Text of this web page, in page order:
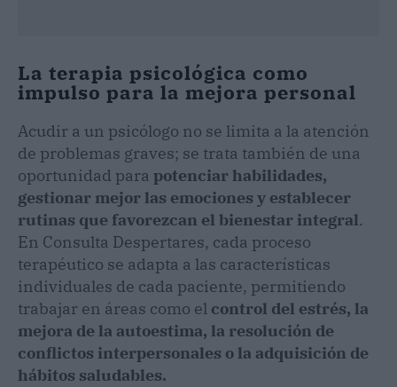
La terapia psicológica como
impulso para la mejora personal
Acudir a un psicólogo no se limita a la atención
de problemas graves; se trata también de una
oportunidad para potenciar habilidades,
gestionar mejor las emociones y establecer
rutinas que favorezcan el bienestar integral.
En Consulta Despertares, cada proceso
terapéutico se adapta a las características
individuales de cada paciente, permitiendo
trabajar en áreas como el control del estrés, la
mejora de la autoestima, la resolución de
conflictos interpersonales o la adquisición de
hábitos saludables.